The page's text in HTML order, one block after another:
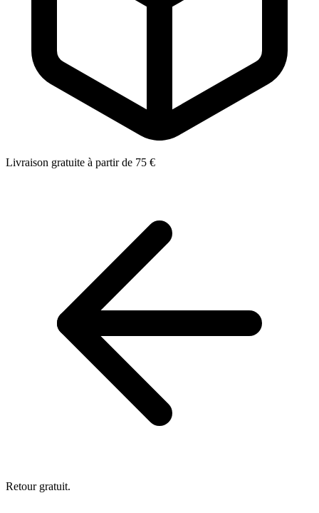
Livraison gratuite à partir de 75 €
Retour gratuit.